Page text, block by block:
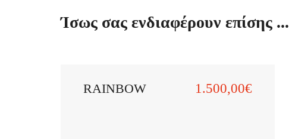
Ίσως σας ενδιαφέρουν επίσης ...
RAINBOW 1.500,00€